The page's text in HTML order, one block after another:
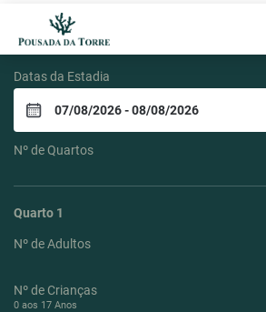
Pousada da Torre
Datas da Estadia
Nº de Quartos
Quarto 1
Nº de Adultos
Nº de Crianças
0 aos 17 Anos